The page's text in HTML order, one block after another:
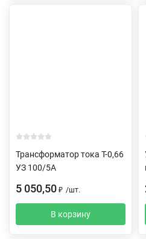
Трансформатор тока Т-0,66
УЗ 100/5А
5 050,50 ₽ /шт.
В корзину